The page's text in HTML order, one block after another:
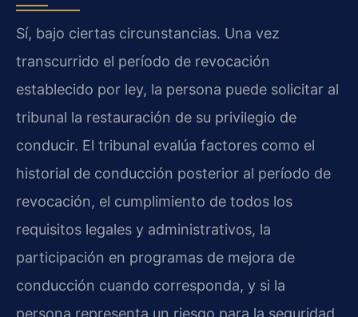
Sí, bajo ciertas circunstancias. Una vez
transcurrido el período de revocación
establecido por ley, la persona puede solicitar al
tribunal la restauración de su privilegio de
conducir. El tribunal evalúa factores como el
historial de conducción posterior al período de
revocación, el cumplimiento de todos los
requisitos legales y administrativos, la
participación en programas de mejora de
conducción cuando corresponda, y si la
persona representa un riesgo para la seguridad